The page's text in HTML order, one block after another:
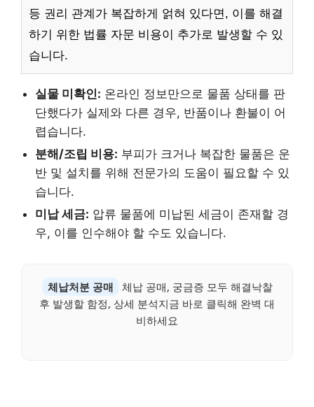
등 권리 관계가 복잡하게 얽혀 있다면, 이를 해결
하기 위한 법률 자문 비용이 추가로 발생할 수 있
습니다.
실물 미확인: 온라인 정보만으로 물품 상태를 판
단했다가 실제와 다른 경우, 반품이나 환불이 어
렵습니다.
분해/조립 비용: 부피가 크거나 복잡한 물품은 운
반 및 설치를 위해 전문가의 도움이 필요할 수 있
습니다.
미납 세금: 압류 물품에 미납된 세금이 존재할 경
우, 이를 인수해야 할 수도 있습니다.
체납처분 공매
체납 공매, 궁금증 모두 해결낙찰
후 발생할 함정, 상세 분석지금 바로 클릭해 완벽 대
비하세요